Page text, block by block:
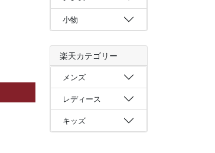
小物
楽天カテゴリー
メンズ
レディース
キッズ